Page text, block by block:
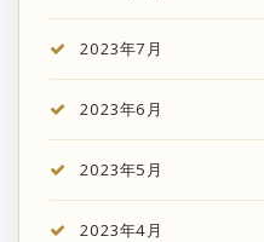
2023年7月
2023年6月
2023年5月
2023年4月